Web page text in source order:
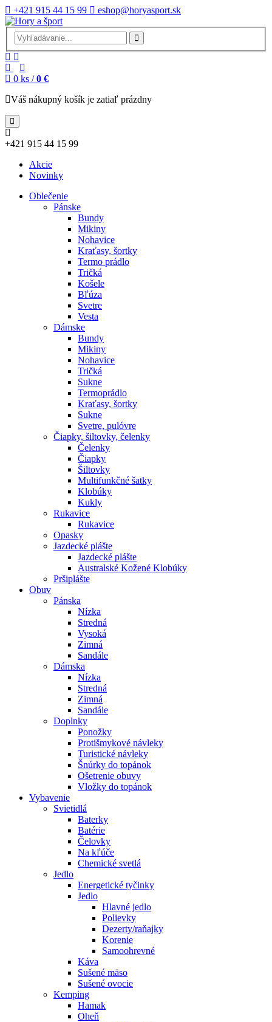
+421 915 44 15 99 eshop@horyasport.sk
0 ks / 0 €
Váš nákupný košík je zatiaľ prázdny
+421 915 44 15 99
Akcie
Novinky
Oblečenie
Pánske
Bundy
Mikiny
Nohavice
Kraťasy, šortky
Termo prádlo
Tričká
Košele
Bľúza
Svetre
Vesta
Dámske
Bundy
Mikiny
Nohavice
Tričká
Sukne
Termoprádlo
Kraťasy, šortky
Sukne
Svetre, pulóvre
Čiapky, šiltovky, čelenky
Čelenky
Čiapky
Šiltovky
Multifunkčné šatky
Klobúky
Kukly
Rukavice
Rukavice
Opasky
Jazdecké plášte
Jazdecké plášte
Australské Kožené Klobúky
Pršiplášte
Obuv
Pánska
Nízka
Stredná
Vysoká
Zimná
Sandále
Dámska
Nízka
Stredná
Zimná
Sandále
Doplnky
Ponožky
Protišmykové návleky
Turistické návleky
Šnúrky do topánok
Ošetrenie obuvy
Vložky do topánok
Vybavenie
Svietidlá
Baterky
Batérie
Čelovky
Na kľúče
Chemické svetlá
Jedlo
Energetické tyčinky
Jedlo
Hlavné jedlo
Polievky
Dezerty/raňajky
Korenie
Samoohrevné
Káva
Sušené mäso
Sušené ovocie
Kemping
Hamak
Oheň